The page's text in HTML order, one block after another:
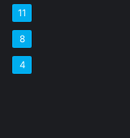
11
8
4